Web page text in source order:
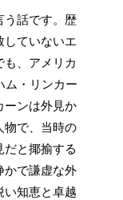
う話です。歴
していないエ
も、アメリカ
ム・リンカー
ーンは外見か
物で、当時の
だと揶揄する
かで謙虚な外
い知恵と卓越